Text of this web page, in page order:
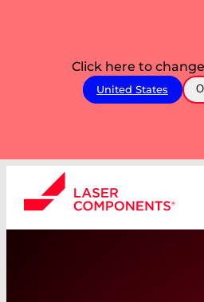
Click here to
United States